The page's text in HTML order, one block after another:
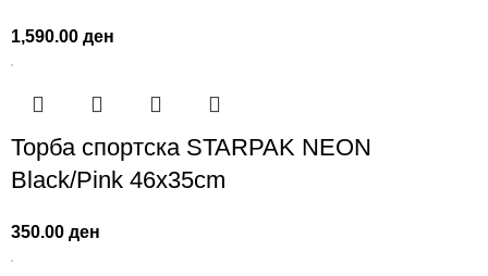
1,590.00ден
Торба спортска STARPAK NEON
Black/Pink 46х35cm
350.00ден